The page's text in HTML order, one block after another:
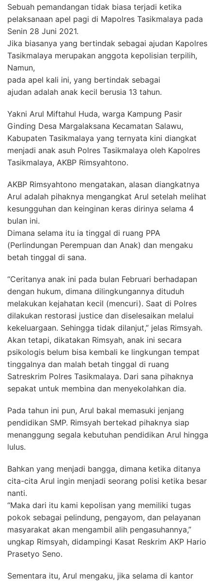
Sebuah pemandangan tidak biasa terjadi ketika
pelaksanaan apel pagi di Mapolres Tasikmalaya pada
Senin 28 Juni 2021.
Jika biasanya yang bertindak sebagai ajudan Kapolres
Tasikmalaya merupakan anggota kepolisian terpilih,
Namun,
pada apel kali ini, yang bertindak sebagai
ajudan adalah anak kecil berusia 13 tahun.
Yakni Arul Miftahul Huda, warga Kampung Pasir
Ginding Desa Margalaksana Kecamatan Salawu,
Kabupaten Tasikmalaya yang ternyata kini diangkat
menjadi anak asuh Polres Tasikmalaya oleh Kapolres
Tasikmalaya, AKBP Rimsyahtono.
AKBP Rimsyahtono mengatakan, alasan diangkatnya
Arul adalah pihaknya mengangkat Arul setelah melihat
kesungguhan dan keinginan keras dirinya selama 4
bulan ini.
Dimana selama itu ia tinggal di ruang PPA
(Perlindungan Perempuan dan Anak) dan mengaku
betah tinggal di sana.
“Ceritanya anak ini pada bulan Februari berhadapan
dengan hukum, dimana dilingkungannya dituduh
melakukan kejahatan kecil (mencuri). Saat di Polres
dilakukan restorasi justice dan diselesaikan melalui
kekeluargaan. Sehingga tidak dilanjut,” jelas Rimsyah.
Akan tetapi, dikatakan Rimsyah, anak ini secara
psikologis belum bisa kembali ke lingkungan tempat
tinggalnya dan malah betah tinggal di ruang
Satreskrim Polres Tasikmalaya. Dari sana pihaknya
sepakat untuk membina dan menyekolahkan dia.
Pada tahun ini pun, Arul bakal memasuki jenjang
pendidikan SMP. Rimsyah bertekad pihaknya siap
menanggung segala kebutuhan pendidikan Arul hingga
lulus.
Bahkan yang menjadi bangga, dimana ketika ditanya
cita-cita Arul ingin menjadi seorang polisi ketika besar
nanti.
“Maka dari itu kami kepolisan yang memiliki tugas
pokok sebagai pelindung, pengayom, dan pelayanan
masyarakat akan mengambil alih pengasuhannya,”
ungkap Rimsyah, didampingi Kasat Reskrim AKP Hario
Prasetyo Seno.
Sementara itu, Arul mengaku, jika selama di kantor